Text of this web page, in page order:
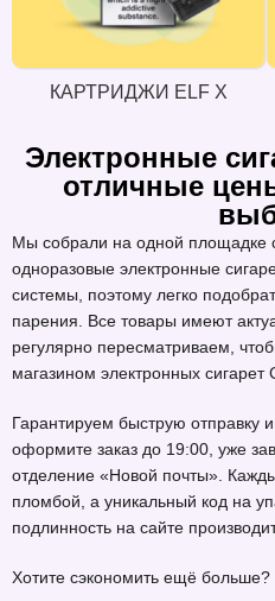
КАРТРИДЖИ ELF X
Электронные
отличные
Мы собрали на одной площадке
одноразовые электронные
системы, поэтому легко
парения. Все товары имеют
регулярно пересматриваем,
магазином электронных сигарет
Гарантируем быструю отправку
оформите заказ до 19:00, уже
отделение «Новой почты».
пломбой, а уникальный код на
подлинность на сайте
Хотите сэкономить ещё